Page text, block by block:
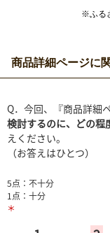
※ふる
商品詳細ページに